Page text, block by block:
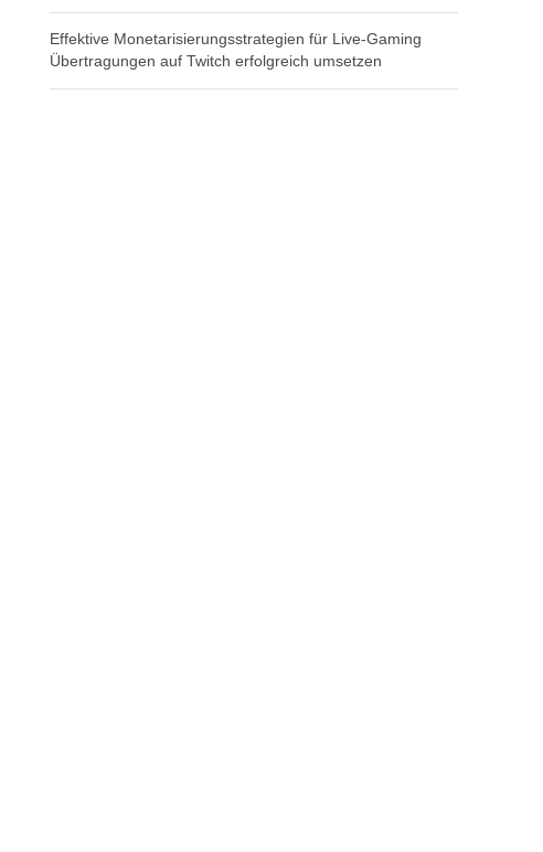
Effektive Monetarisierungsstrategien für Live-Gaming
Übertragungen auf Twitch erfolgreich umsetzen